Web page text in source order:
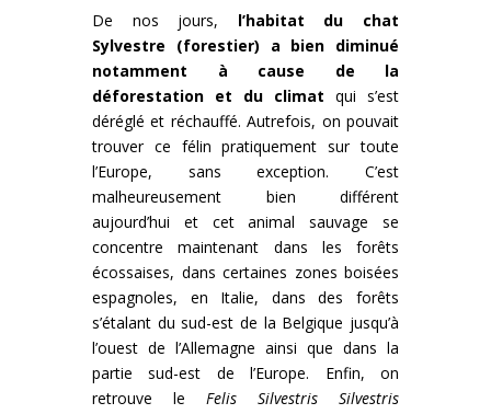
De nos jours, l’habitat du chat
Sylvestre (forestier) a bien diminué
notamment à cause de la
déforestation et du climat qui s’est
déréglé et réchauffé. Autrefois, on pouvait
trouver ce félin pratiquement sur toute
l’Europe, sans exception. C’est
malheureusement bien différent
aujourd’hui et cet animal sauvage se
concentre maintenant dans les forêts
écossaises, dans certaines zones boisées
espagnoles, en Italie, dans des forêts
s’étalant du sud-est de la Belgique jusqu’à
l’ouest de l’Allemagne ainsi que dans la
partie sud-est de l’Europe. Enfin, on
retrouve le Felis Silvestris Silvestris